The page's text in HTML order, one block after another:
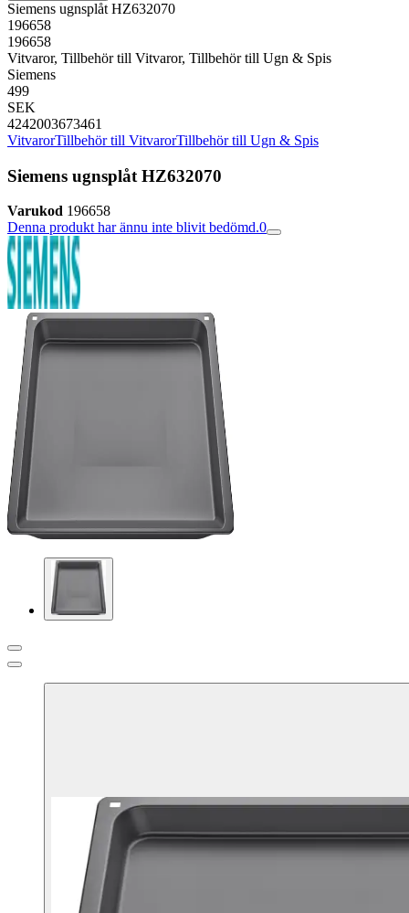
Siemens ugnsplåt HZ632070
196658
196658
Vitvaror, Tillbehör till Vitvaror, Tillbehör till Ugn & Spis
Siemens
499
SEK
4242003673461
VitvarorTillbehör till VitvarorTillbehör till Ugn & Spis
Siemens ugnsplåt HZ632070
Varukod 196658
Denna produkt har ännu inte blivit bedömd.0